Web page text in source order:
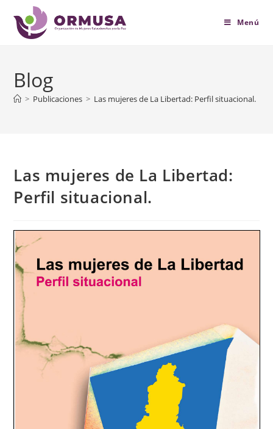
contenido
Menú
Blog
> Publicaciones > Las mujeres de La Libertad: Perfil situacional.
Las mujeres de La Libertad:
Perfil situacional.